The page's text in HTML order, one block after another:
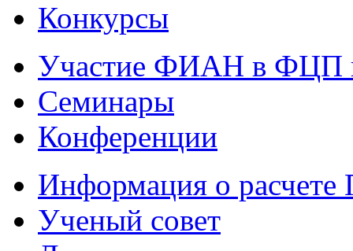
Конкурсы
Участие ФИАН в ФЦП
Семинары
Конференции
Информация о
Ученый совет